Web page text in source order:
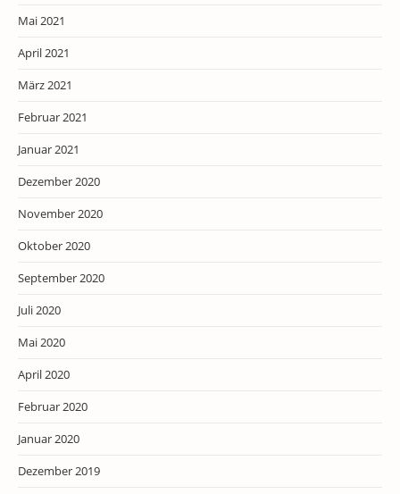
Mai 2021
April 2021
März 2021
Februar 2021
Januar 2021
Dezember 2020
November 2020
Oktober 2020
September 2020
Juli 2020
Mai 2020
April 2020
Februar 2020
Januar 2020
Dezember 2019